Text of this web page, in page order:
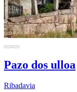
Pazo dos ulloa
Ribadavia